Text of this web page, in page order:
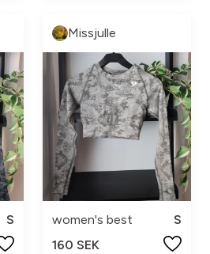
S
Missjulle
women's best
S
160 SEK